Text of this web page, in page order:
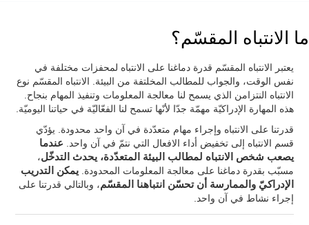
ما الانتباه المقسّم؟
يعتبر الانتباه المقسّم قدرة دماغنا على الانتباه لمحفزات مختلفة في
نفس الوقت، والجواب للمطالب المخلتفة من البيئة. الانتباه المقسّم نوع
الانتباه النتزامن الذي يسمح لنا معالجة المعلومات وتنفيذ المهام بنجاح.
هذه المهارة الإدراكيّة مهمّة جدّا لأنّها تسمح لنا الفعّاليّة في حياتنا اليوميّة.
قدرتنا على الانتباه وإجراء مهام متعدّدة في آن واحد محدودة. يؤدّي
قسم الانتباه إلى تخفيض أداء الافعال التي نتمّ في آن واحد. عندما
يصعب شخص الانتباه لمطالب البيئة المتعدّدة، يحدث التدخّل،
مسبّب بقدرة دماغنا على معالجة المعلومات المحدودة.يمكن التدريب
الإدراكيّ والممارسة أن تحسّن انتباهنا المقسّم، وبالتالي قدرتنا على
إجراء نشاط في آن واحد.